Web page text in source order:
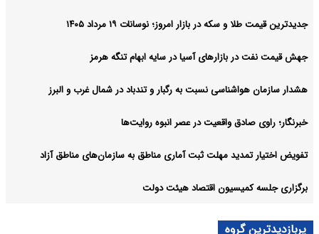
جدیدترین قیمت طلا و سکه در بازار امروز؛ نوسانات ۱۹ مرداد ۱۴۰۵
جهش قیمت نفت در بازارهای آسیا در سایه ابهام تنگه هرمز
هشدار سازمان هواشناسی نسبت به رگبار و تندباد در شمال غرب و البرز
خبرنگار؛ راوی صادق واقعیت در عصر انبوه روایت‌ها
تفویض اختیار تمدید مهلت ثبت آماری مناطق به سازمان‌های مناطق آزاد
برگزاری جلسه کمیسیون اقتصاد هیئت دولت
پربازدیدترین گروه